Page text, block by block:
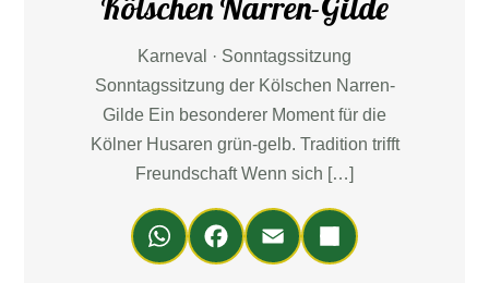
Karneval · Sonntagssitzung
Sonntagssitzung der Kölschen Narren-
Gilde Ein besonderer Moment für die
Kölner Husaren grün-gelb. Tradition trifft
Freundschaft Wenn sich […]
Wh
ats
Fa
ce
Em
ail
Teil
en